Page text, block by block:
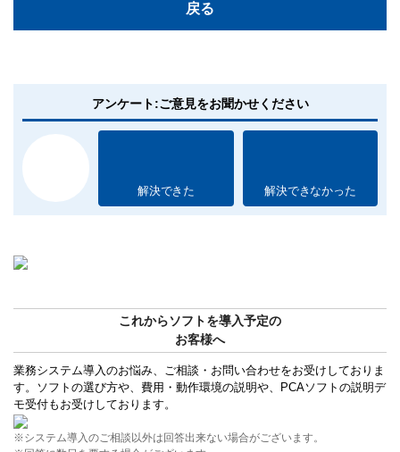
戻る
アンケート:ご意見をお聞かせください
解決できた 解決できなかった
これからソフトを導入予定の
お客様へ
業務システム導入のお悩み、ご相談・お問い合わせをお受けしておりま
す。ソフトの選び方や、費用・動作環境の説明や、PCAソフトの説明デ
モ受付もお受けしております。
※システム導入のご相談以外は回答出来ない場合がございます。